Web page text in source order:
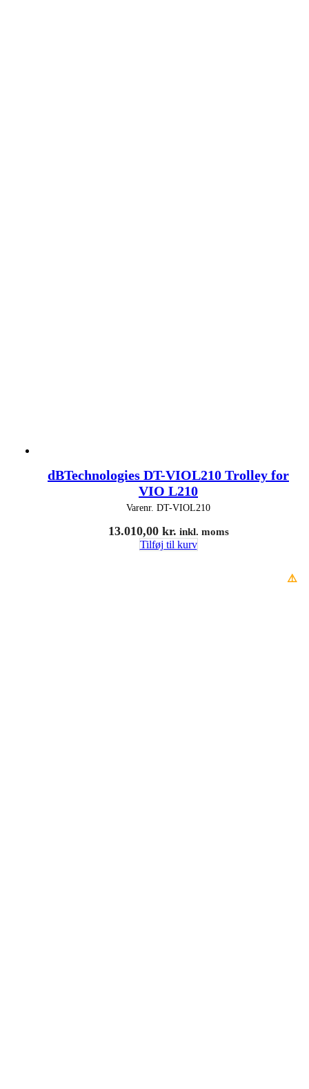
dBTechnologies DT-VIOL210 Trolley for
VIO L210
Varenr. DT-VIOL210
13.010,00 kr. inkl. moms
Tilføj til kurv
⚠️